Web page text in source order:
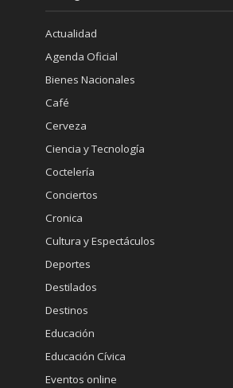
Actualidad
Agenda Oficial
Bienes Nacionales
Café
Cerveza
Ciencia y Tecnología
Coctelería
Conciertos
Cronica
Cultura y Espectáculos
Deportes
Destilados
Destinos
Educación
Educación Cívica
Eventos online